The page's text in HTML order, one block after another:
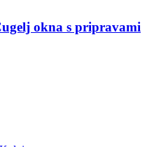
okna s pripravami